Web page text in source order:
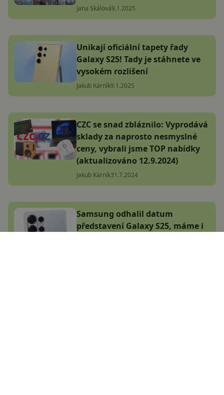
Jana Skálová9.1.2025
Unikají oficiální tapety řady
Galaxy S25! Tady je stáhnete ve
vysokém rozlišení
Jakub Kárník9.1.2025
CZC se snad zbláznilo: Vyprodává
sklady za naprosto nesmyslné
ceny, vybrali jsme TOP nabídky
(aktualizováno 12.9.2024)
Jakub Kárník31.7.2024
Samsung odhalil datum
představení Galaxy S25, máme i